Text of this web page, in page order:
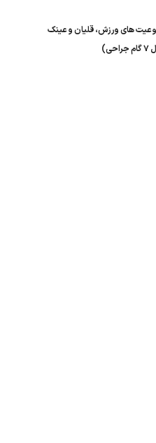
های ورزش، قلیان و عینک